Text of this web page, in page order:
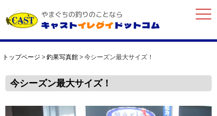
やまぐちの釣りのことなら
キャストイレグイドットコム
トップページ 釣果写真館 今シーズン最大サイズ！
今シーズン最大サイズ！